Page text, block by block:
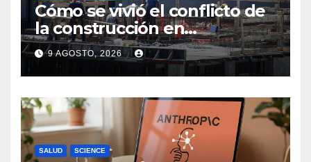
Cómo se vivió el conflicto de
la construcción en
Maldonado, un
departamento donde el
sector tiene sus
particularidades
9 AGOSTO, 2026
SALUD SCIENCE